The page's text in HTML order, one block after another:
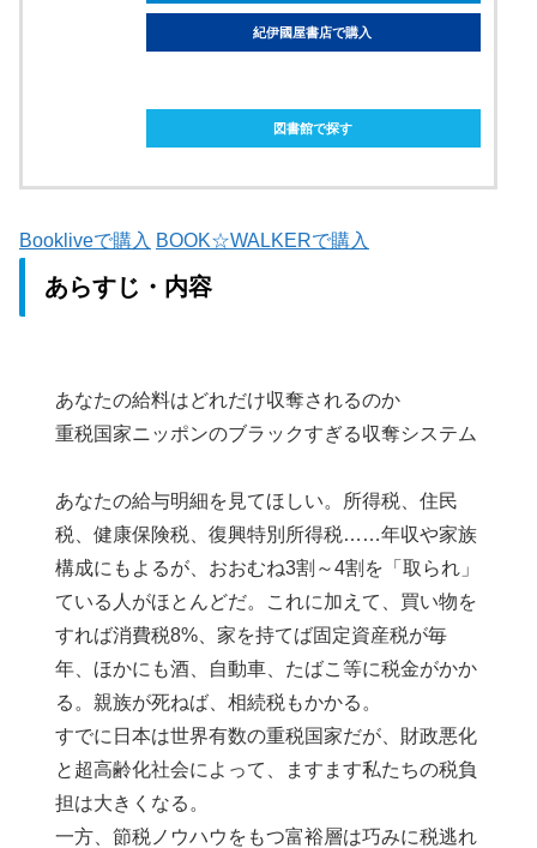
紀伊國屋書店で購入
図書館で探す
Bookliveで購入 BOOK☆WALKERで購入
あらすじ・内容
あなたの給料はどれだけ収奪されるのか
重税国家ニッポンのブラックすぎる収奪システム
あなたの給与明細を見てほしい。所得税、住民
税、健康保険税、復興特別所得税……年収や家族
構成にもよるが、おおむね3割～4割を「取られ」
ている人がほとんどだ。これに加えて、買い物を
すれば消費税8%、家を持てば固定資産税が毎
年、ほかにも酒、自動車、たばこ等に税金がかか
る。親族が死ねば、相続税もかかる。
すでに日本は世界有数の重税国家だが、財政悪化
と超高齢化社会によって、ますます私たちの税負
担は大きくなる。
一方、節税ノウハウをもつ富裕層は巧みに税逃れ